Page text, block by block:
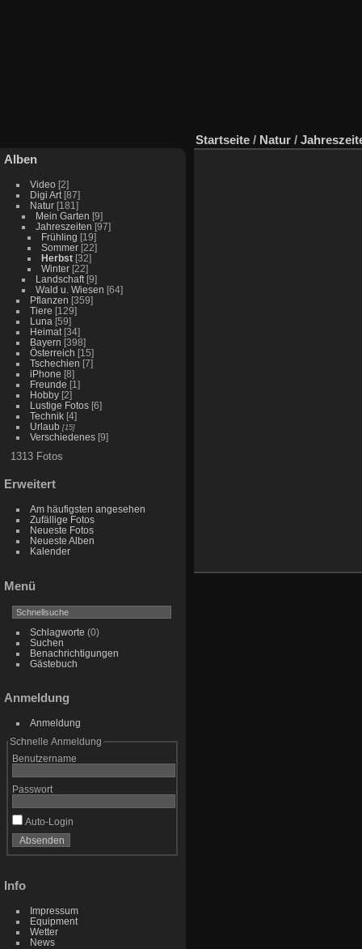
Alben
Video[2]
Digi Art[87]
Natur[181]
Mein Garten [9]
Jahreszeiten [97]
Frühling [19]
Sommer[22]
Herbst[32]
Winter[22]
Landschaft[9]
Wald u. Wiesen [64]
Pflanzen [359]
Tiere [129]
Luna [59]
Heimat[34]
Bayern [398]
Österreich [15]
Tschechien [7]
iPhone [8]
Freunde [1]
Hobby[2]
Lustige Fotos[6]
Technik[4]
Urlaub[15]
Verschiedenes[9]
1313 Fotos
Erweitert
Am häufigsten angesehen
Zufällige Fotos
Neueste Fotos
Neueste Alben
Kalender
Menü
Schlagworte (0)
Suchen
Benachrichtigungen
Gästebuch
Anmeldung
Anmeldung
Schnelle Anmeldung
Benutzername
Passwort
Auto-Login
Info
Impressum
Equipment
Wetter
News
Startseite / Natur /